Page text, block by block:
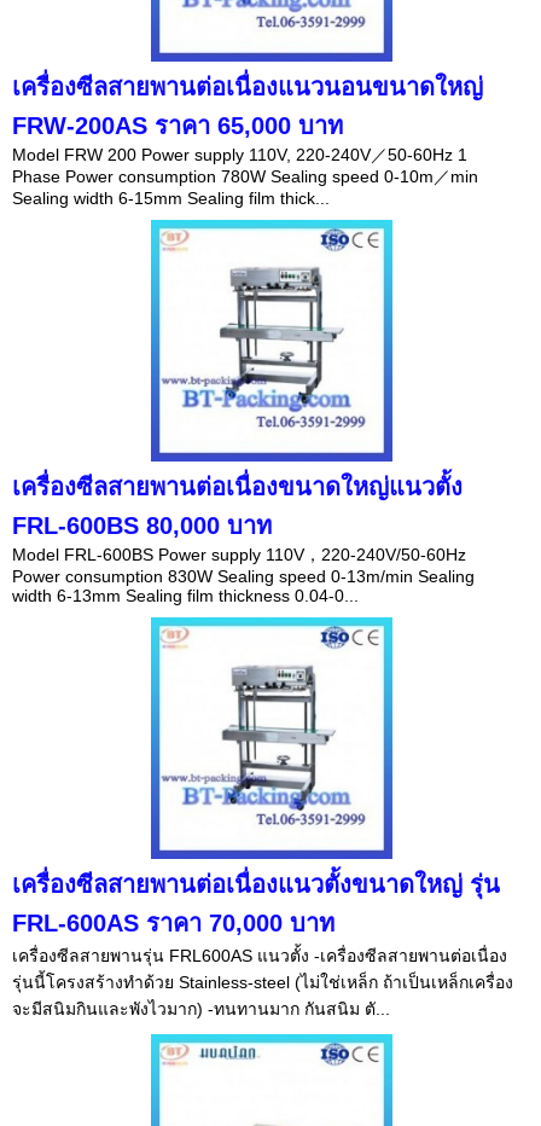
เครื่องซีลสายพานต่อเนื่องแนวนอนขนาดใหญ่
FRW-200AS ราคา 65,000 บาท
Model FRW 200 Power supply 110V, 220-240V／50-60Hz 1
Phase Power consumption 780W Sealing speed 0-10m／min
Sealing width 6-15mm Sealing film thick...
เครื่องซีลสายพานต่อเนื่องขนาดใหญ่แนวตั้ง
FRL-600BS 80,000 บาท
Model FRL-600BS Power supply 110V，220-240V/50-60Hz
Power consumption 830W Sealing speed 0-13m/min Sealing
width 6-13mm Sealing film thickness 0.04-0...
เครื่องซีลสายพานต่อเนื่องแนวตั้งขนาดใหญ่ รุ่น
FRL-600AS ราคา 70,000 บาท
เครื่องซีลสายพานรุ่น FRL600AS แนวตั้ง -เครื่องซีลสายพานต่อเนื่อง
รุ่นนี้โครงสร้างทำด้วย Stainless-steel (ไม่ใช่เหล็ก ถ้าเป็นเหล็กเครื่อง
จะมีสนิมกินและพังไวมาก) -ทนทานมาก กันสนิม ตั...